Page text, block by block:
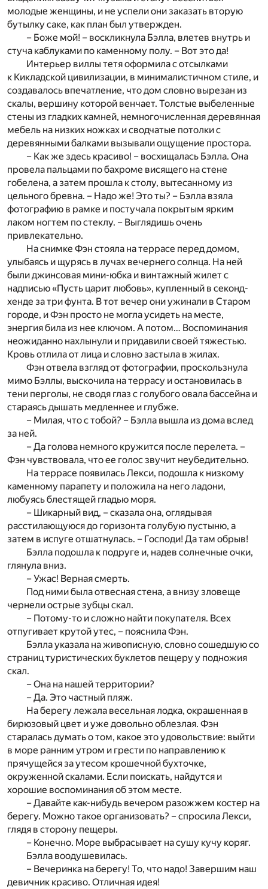
молодые женщины, и не успели они заказать вторую
бутылку саке, как план был утвержден.
– Боже мой! – воскликнула Бэлла, влетев внутрь и
стуча каблуками по каменному полу. – Вот это да!
Интерьер виллы тетя оформила с отсылками
к Кикладской цивилизации, в минималистичном стиле, и
создавалось впечатление, что дом словно вырезан из
скалы, вершину которой венчает. Толстые выбеленные
стены из гладких камней, немногочисленная деревянная
мебель на низких ножках и сводчатые потолки с
деревянными балками вызывали ощущение простора.
– Как же здесь красиво! – восхищалась Бэлла. Она
провела пальцами по бахроме висящего на стене
гобелена, а затем прошла к столу, вытесанному из
цельного бревна. – Надо же! Это ты? – Бэлла взяла
фотографию в рамке и постучала покрытым ярким
лаком ногтем по стеклу. – Выглядишь очень
привлекательно.
На снимке Фэн стояла на террасе перед домом,
улыбаясь и щурясь в лучах вечернего солнца. На ней
были джинсовая мини-юбка и винтажный жилет с
надписью «Пусть царит любовь», купленный в секонд-
хенде за три фунта. В тот вечер они ужинали в Старом
городе, и Фэн просто не могла усидеть на месте,
энергия била из нее ключом. А потом… Воспоминания
неожиданно нахлынули и придавили своей тяжестью.
Кровь отлила от лица и словно застыла в жилах.
Фэн отвела взгляд от фотографии, проскользнула
мимо Бэллы, выскочила на террасу и остановилась в
тени перголы, не сводя глаз с голубого овала бассейна и
стараясь дышать медленнее и глубже.
– Милая, что с тобой? – Бэлла вышла из дома вслед
за ней.
– Да голова немного кружится после перелета. –
Фэн чувствовала, что ее голос звучит неубедительно.
На террасе появилась Лекси, подошла к низкому
каменному парапету и положила на него ладони,
любуясь блестящей гладью моря.
– Шикарный вид, – сказала она, оглядывая
расстилающуюся до горизонта голубую пустыню, а
затем в испуге отшатнулась. – Господи! Да там обрыв!
Бэлла подошла к подруге и, надев солнечные очки,
глянула вниз.
– Ужас! Верная смерть.
Под ними была отвесная стена, а внизу зловеще
чернели острые зубцы скал.
– Потому-то и сложно найти покупателя. Всех
отпугивает крутой утес, – пояснила Фэн.
Бэлла указала на живописную, словно сошедшую со
страниц туристических буклетов пещеру у подножия
скал.
– Она на нашей территории?
– Да. Это частный пляж.
На берегу лежала весельная лодка, окрашенная в
бирюзовый цвет и уже довольно облезлая. Фэн
старалась думать о том, какое это удовольствие: выйти
в море ранним утром и грести по направлению к
прячущейся за утесом крошечной бухточке,
окруженной скалами. Если поискать, найдутся и
хорошие воспоминания об этом месте.
– Давайте как-нибудь вечером разожжем костер на
берегу. Можно такое организовать? – спросила Лекси,
глядя в сторону пещеры.
– Конечно. Море выбрасывает на сушу кучу коряг.
Бэлла воодушевилась.
– Вечеринка на берегу! То, что надо! Завершим наш
девичник красиво. Отличная идея!